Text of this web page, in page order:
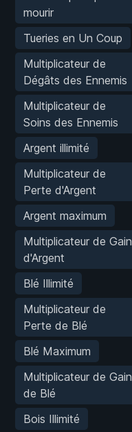
mourir
Tueries en Un Coup
Multiplicateur de
Dégâts des Ennemis
Multiplicateur de
Soins des Ennemis
Argent illimité
Multiplicateur de
Perte d'Argent
Argent maximum
Multiplicateur de Gain
d'Argent
Blé Illimité
Multiplicateur de
Perte de Blé
Blé Maximum
Multiplicateur de Gain
de Blé
Bois Illimité